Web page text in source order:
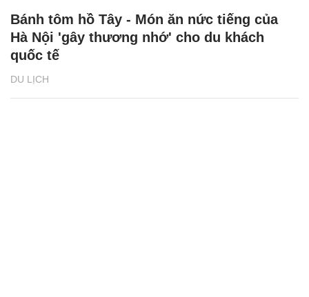
DU LỊCH
Bánh tôm hồ Tây - Món ăn nức tiếng của
Hà Nội 'gây thương nhớ' cho du khách
quốc tế